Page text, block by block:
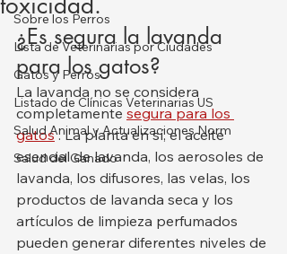
Sobre los Perros
Lista de Veterinarias por Ciudades
Gatos y Perros
Listado de Clínicas Veterinarias US
Salud Animal y Actualizaciones Norm
Salud del Ganado
¿Es segura la lavanda
para los gatos?
La lavanda no se considera
completamente segura para los
gatos . La planta en sí, el aceite
esencial de lavanda, los aerosoles de
lavanda, los difusores, las velas, los
productos de lavanda seca y los
artículos de limpieza perfumados
pueden generar diferentes niveles de